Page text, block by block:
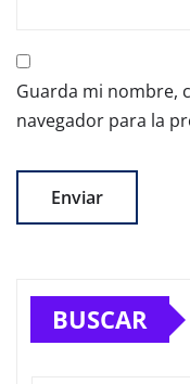
Guarda mi nombre,
navegador para la
BUSCAR